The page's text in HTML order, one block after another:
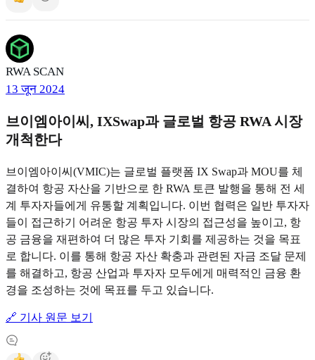
RWA SCAN
13 जून 2024
브이엠아이씨, IXSwap과 글로벌 항공 RWA 시장
개척한다
브이엠아이씨(VMIC)는 글로벌 플랫폼 IX Swap과 MOU를 체
결하여 항공 자산을 기반으로 한 RWA 토큰 발행을 통해 전 세
계 투자자들에게 유통할 계획입니다. 이번 협력은 일반 투자자
들이 접근하기 어려운 항공 투자 시장의 접근성을 높이고, 항
공 금융을 재편하여 더 많은 투자 기회를 제공하는 것을 목표
로 합니다. 이를 통해 항공 자산 확충과 관련된 자금 조달 문제
를 해결하고, 항공 산업과 투자자 모두에게 매력적인 금융 환
경을 조성하는 것에 목표를 두고 있습니다.
🔗 기사 원문 보기